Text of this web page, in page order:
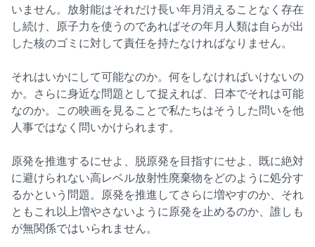
いません。放射能はそれだけ長い年月消えることなく存在
し続け、原子力を使うのであればその年月人類は自らが出
した核のゴミに対して責任を持たなければなりません。
それはいかにして可能なのか。何をしなければいけないの
か。さらに身近な問題として捉えれば、日本でそれは可能
なのか。この映画を見ることで私たちはそうした問いを他
人事ではなく問いかけられます。
原発を推進するにせよ、脱原発を目指すにせよ、既に絶対
に避けられない高レベル放射性廃棄物をどのように処分す
るかという問題。原発を推進してさらに増やすのか、それ
ともこれ以上増やさないように原発を止めるのか、誰しも
が無関係ではいられません。